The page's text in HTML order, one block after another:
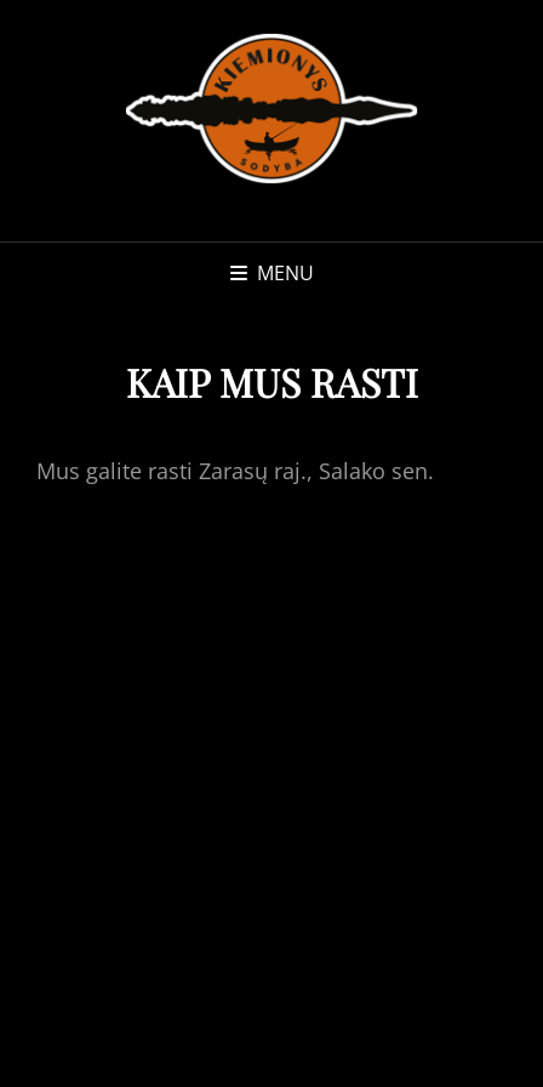
MENU
KAIP MUS RASTI
Mus galite rasti Zarasų raj., Salako sen.